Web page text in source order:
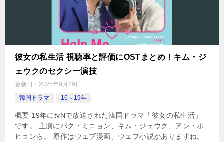
彼女の私生活 視聴率と評価にOSTまとめ！キム・ジ
ェウクのセクシー演技
更新日： 2025年9月29日
韓国ドラマ
16～19年
概要 19年にtvNで放送された韓国ドラマ「彼女の私生活」
です。 主演にパク・ミニョン、キム・ジェウク、アン・ボ
ヒョンら。 原作はウェブ漫画、ウェブ小説がありますね。